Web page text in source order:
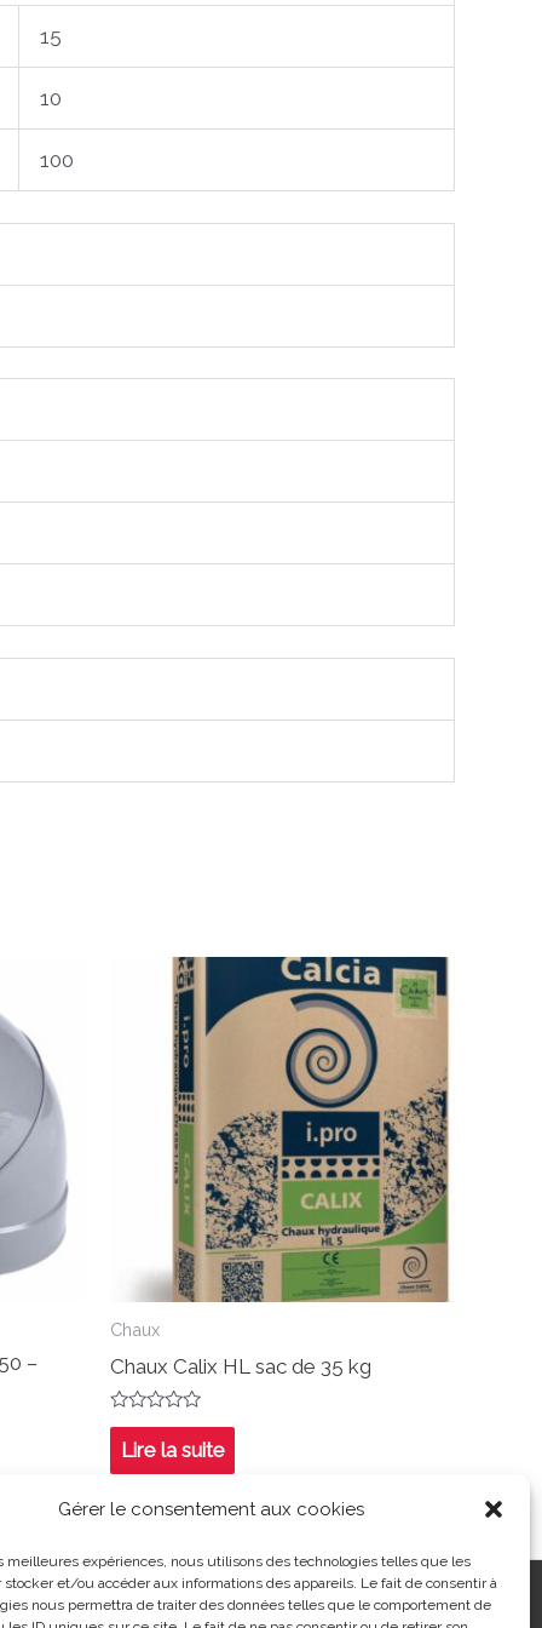
Gérer le consentement aux cookies
meilleures expériences, nous utilisons des technologies telles que les
stocker et/ou accéder aux informations des appareils. Le fait de consentir à
nous permettra de traiter des données telles que le comportement de
15
10
100
–
Chaux
Chaux Calix HL sac de 35 kg
Note
sur
5
Lire la suite
|Contact| 03 21 48 40 08